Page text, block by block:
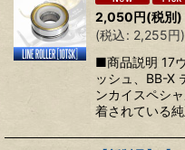
2,050円(税別)
(税込: 2,255円)
■商品説明 17
ッシュ、BB-X
ンカイスペシ
着されている